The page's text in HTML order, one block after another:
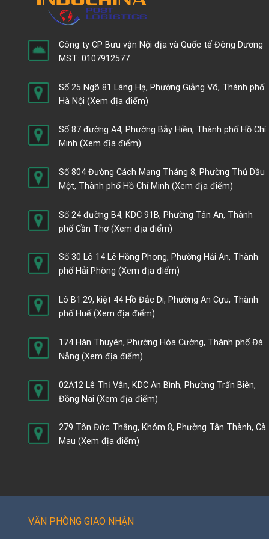
Công ty CP Bưu vận Nội địa và Quốc tế Đông Dương
MST: 0107912577
Số 25 Ngõ 81 Láng Hạ, Phường Giảng Võ, Thành phố
Hà Nội (Xem địa điểm)
Số 87 đường A4, Phường Bảy Hiền, Thành phố Hồ Chí
Minh (Xem địa điểm)
Số 804 Đường Cách Mạng Tháng 8, Phường Thủ Dầu
Một, Thành phố Hồ Chí Minh (Xem địa điểm)
Số 24 đường B4, KDC 91B, Phường Tân An, Thành
phố Cần Thơ(Xem địa điểm)
Số 30 Lô 14 Lê Hồng Phong, Phường Hải An, Thành
phố Hải Phòng (Xem địa điểm)
Lô B1.29, kiệt 44 Hồ Đắc Di, Phường An Cựu, Thành
phố Huế (Xem địa điểm)
174 Hàn Thuyên, Phường Hòa Cường, Thành phố Đà
Nẵng (Xem địa điểm)
02A12 Lê Thị Vân, KDC An Bình, Phường Trấn Biên,
Đồng Nai (Xem địa điểm)
279 Tôn Đức Thắng, Khóm 8, Phường Tân Thành, Cà
Mau (Xem địa điểm)
VĂN PHÒNG GIAO NHẬN